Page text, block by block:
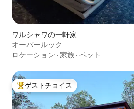
ワルシャワの一軒家
オーバールック
ロケーション · 家族 · ペット
大好評のゲストチョイスです。
ゲストチョイス